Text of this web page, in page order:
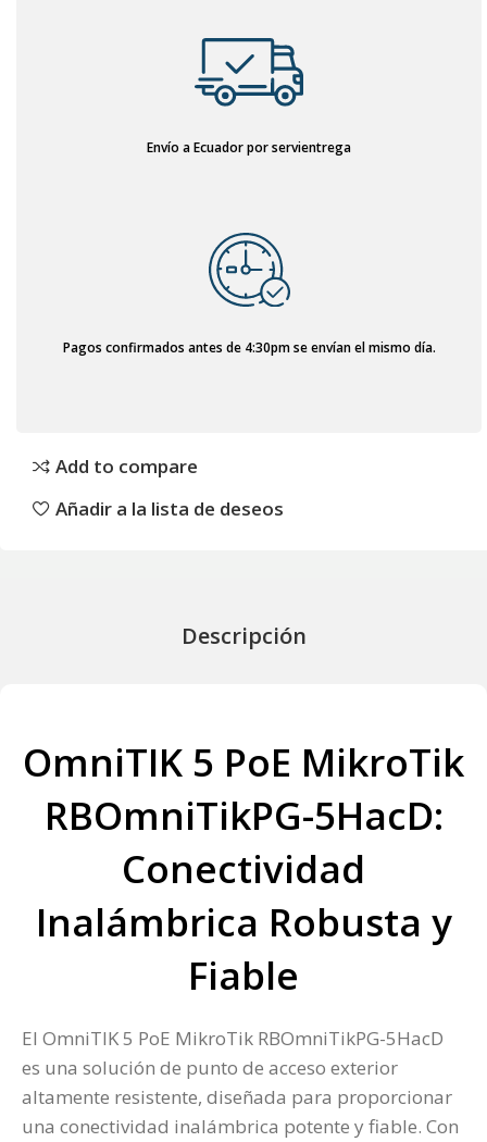
Envío a Ecuador por servientrega
Pagos confirmados antes de 4:30pm se envían el mismo día.
Add to compare
Añadir a la lista de deseos
Descripción
OmniTIK 5 PoE MikroTik
RBOmniTikPG-5HacD:
Conectividad
Inalámbrica Robusta y
Fiable
El OmniTIK 5 PoE MikroTik RBOmniTikPG-5HacD
es una solución de punto de acceso exterior
altamente resistente, diseñada para proporcionar
una conectividad inalámbrica potente y fiable. Con